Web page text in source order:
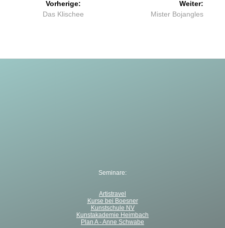
Vorherige:
Vorheriger
Das Klischee
Weiter:
Nächster
Mister Bojangles
Seminare:
Artistravel
Kurse bei Boesner
Kunstschule NV
Kunstakademie Heimbach
Plan A - Anne Schwabe